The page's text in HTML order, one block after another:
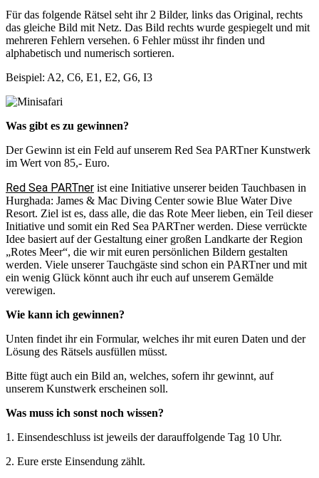
Für das folgende Rätsel seht ihr 2 Bilder, links das Original, rechts
das gleiche Bild mit Netz. Das Bild rechts wurde gespiegelt und mit
mehreren Fehlern versehen. 6 Fehler müsst ihr finden und
alphabetisch und numerisch sortieren.
Beispiel: A2, C6, E1, E2, G6, I3
Was gibt es zu gewinnen?
Der Gewinn ist ein Feld auf unserem Red Sea PARTner Kunstwerk
im Wert von 85,- Euro.
Red Sea PARTner ist eine Initiative unserer beiden Tauchbasen in
Hurghada: James & Mac Diving Center sowie Blue Water Dive
Resort. Ziel ist es, dass alle, die das Rote Meer lieben, ein Teil dieser
Initiative und somit ein Red Sea PARTner werden. Diese verrückte
Idee basiert auf der Gestaltung einer großen Landkarte der Region
„Rotes Meer“, die wir mit euren persönlichen Bildern gestalten
werden. Viele unserer Tauchgäste sind schon ein PARTner und mit
ein wenig Glück könnt auch ihr euch auf unserem Gemälde
verewigen.
Wie kann ich gewinnen?
Unten findet ihr ein Formular, welches ihr mit euren Daten und der
Lösung des Rätsels ausfüllen müsst.
Bitte fügt auch ein Bild an, welches, sofern ihr gewinnt, auf
unserem Kunstwerk erscheinen soll.
Was muss ich sonst noch wissen?
1. Einsendeschluss ist jeweils der darauffolgende Tag 10 Uhr.
2. Eure erste Einsendung zählt.